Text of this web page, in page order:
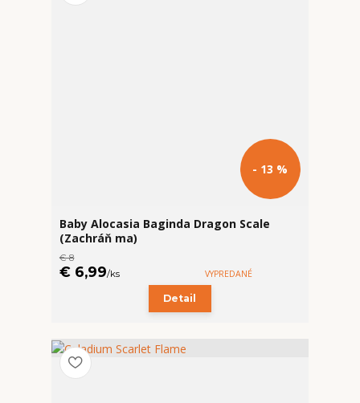
- 13 %
Baby Alocasia Baginda Dragon Scale
(Zachráň ma)
€ 8
€ 6,99/ks VYPREDANÉ
Detail